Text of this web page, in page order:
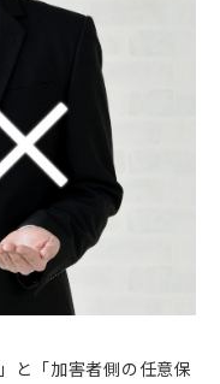
と「加害者側の任意保